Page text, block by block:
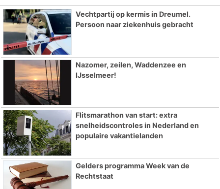
Vechtpartij op kermis in Dreumel.
Persoon naar ziekenhuis gebracht
Nazomer, zeilen, Waddenzee en
IJsselmeer!
Flitsmarathon van start: extra
snelheidscontroles in Nederland en
populaire vakantielanden
Gelders programma Week van de
Rechtstaat